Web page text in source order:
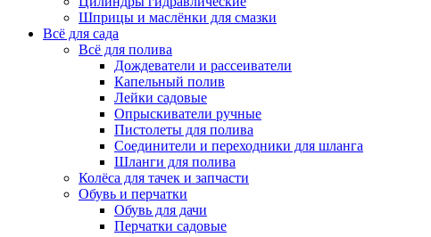
Шприцы и маслёнки для смазки
Всё для сада
Всё для полива
Дождеватели и рассеиватели
Капельный полив
Лейки садовые
Опрыскиватели ручные
Пистолеты для полива
Соединители и переходники для шланга
Шланги для полива
Колёса для тачек и запчасти
Обувь и перчатки
Обувь для дачи
Перчатки садовые